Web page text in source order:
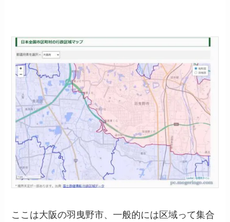
ここは大阪の羽曳野市、一般的には区域って集合